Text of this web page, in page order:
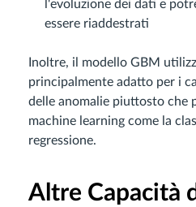
l'evoluzione dei dati e
essere riaddestrati
Inoltre, il modello GBM
principalmente adatto per i
delle anomalie piuttosto che
machine learning come la
regressione.
Altre Capacità